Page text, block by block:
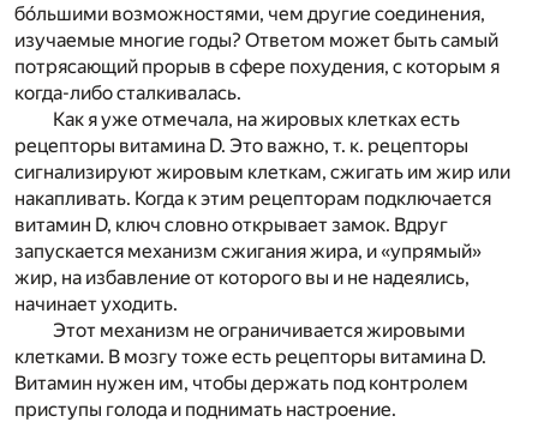
бо́льшими возможностями, чем другие соединения,
изучаемые многие годы? Ответом может быть самый
потрясающий прорыв в сфере похудения, с которым я
когда-либо сталкивалась.
Как я уже отмечала, на жировых клетках есть
рецепторы витамина D. Это важно, т. к. рецепторы
сигнализируют жировым клеткам, сжигать им жир или
накапливать. Когда к этим рецепторам подключается
витамин D, ключ словно открывает замок. Вдруг
запускается механизм сжигания жира, и «упрямый»
жир, на избавление от которого вы и не надеялись,
начинает уходить.
Этот механизм не ограничивается жировыми
клетками. В мозгу тоже есть рецепторы витамина D.
Витамин нужен им, чтобы держать под контролем
приступы голода и поднимать настроение.